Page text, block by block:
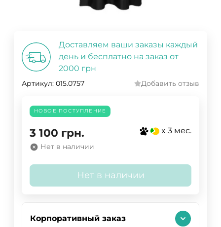
Доставляем ваши заказы каждый
день и бесплатно на заказ от
2000 грн
Артикул: 015.0757 Добавить отзыв
НОВОЕ ПОСТУПЛЕНИЕ
3 100 грн. x 3 мес.
Нет в наличии
Нет в наличии
Корпоративный заказ